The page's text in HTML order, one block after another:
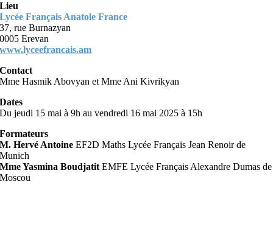
Lieu
Lycée Français Anatole France
37, rue Burnazyan
0005 Erevan
www.lyceefrancais.am
Contact
Mme Hasmik Abovyan et Mme Ani Kivrikyan
Dates
Du jeudi 15 mai à 9h au vendredi 16 mai 2025 à 15h
Formateurs
M. Hervé AntoineEF2D Maths Lycée Français Jean Renoir de
Munich
Mme Yasmina BoudjatitEMFE Lycée Français Alexandre Dumas de
Moscou